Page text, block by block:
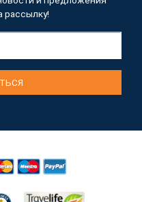
рассылку!